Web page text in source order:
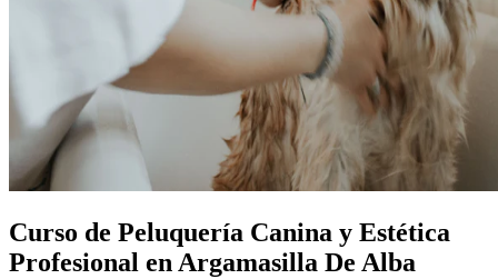
Curso de Peluquería Canina y Estética
Profesional en Argamasilla De Alba